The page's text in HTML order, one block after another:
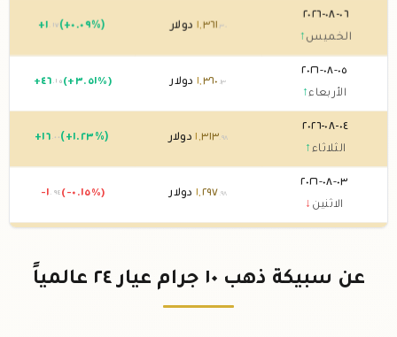
٠٦-٠٨-٢٠٢٦
الخميس ↑
١,٣٦١ .٣٠ دولار +١ .١٧ (+٠.٠٩%)
٠٥-٠٨-٢٠٢٦
الأربعاء↑
١, ٣٦٠ .١٣ دولار +٤٦ .١٥ (+٣.٥١%)
٠٤-٠٨-٢٠٢٦
الثلاثاء ↑
١ ,٣١٣ .٩٨ دولار +١٦ .٠٠ (+١.٢٣%)
٠٣-٠٨-٢٠٢٦
الاثنين ↓
١,٢٩٧ .٩٨ دولار -١ .٩٤ (-٠.١٥%)
١,٢٩٩.٩٢ دولار
عن سبيكة ذهب ١٠ جرام عيار ٢٤ عالمياً